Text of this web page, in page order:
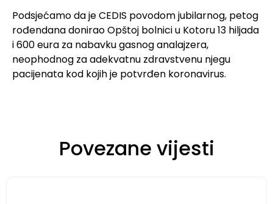
Podsjećamo da je CEDIS povodom jubilarnog, petog
rođendana donirao Opštoj bolnici u Kotoru 13 hiljada
i 600 eura za nabavku gasnog analajzera,
neophodnog za adekvatnu zdravstvenu njegu
pacijenata kod kojih je potvrđen koronavirus.
Povezane vijesti